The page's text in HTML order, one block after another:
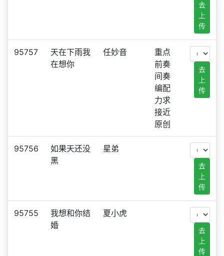
去
上
传
95757
天在下雨我
在想你
任妙音
重点
前奏
间奏
编配
力求
接近
原创
去
上
传
95756
如果天还没
黑
星弟
去
上
传
95755
我想和你结
婚
夏小虎
去
上
传